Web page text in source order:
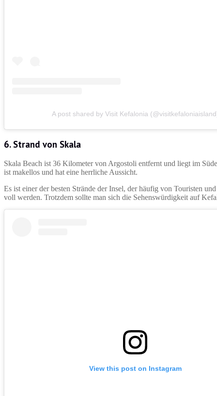
A post shared by Visit Kefalonia
6. Strand von Skala
Skala Beach ist 36 Kilometer von Argostoli entfernt und liegt im
ist makellos und hat eine herrliche Aussicht.
Es ist einer der besten Strände der Insel, der häufig von Touristen
voll werden. Trotzdem sollte man sich die Sehenswürdigkeit auf
View this post on Instagram